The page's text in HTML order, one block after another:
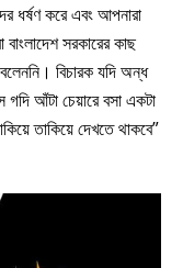
ধর্ষণ করে এবং আপনারা
সরকারের কাছ
বিচারক যদি অন্ধ
আঁটা চেয়ারে বসা একটা
তাকিয়ে দেখতে থাকবে”